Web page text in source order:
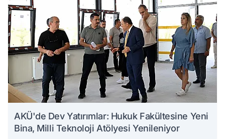
AKÜ'de Dev Yatırımlar: Hukuk Fakültesine Yeni
Bina, Milli Teknoloji Atölyesi Yenileniyor